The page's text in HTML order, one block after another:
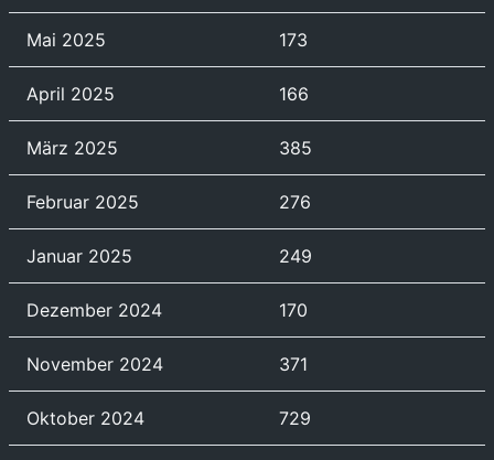
Mai 2025 173
April 2025 166
März 2025 385
Februar 2025 276
Januar 2025 249
Dezember 2024 170
November 2024 371
Oktober 2024 729